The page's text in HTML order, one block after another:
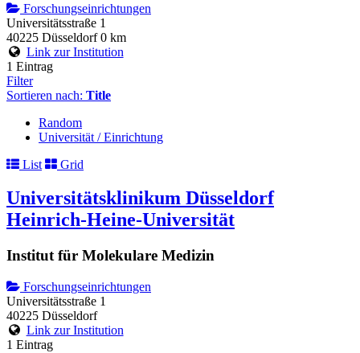
Forschungseinrichtungen
Universitätsstraße 1
40225 Düsseldorf 0 km
Link zur Institution
1 Eintrag
Filter
Sortieren nach: Title
Random
Universität / Einrichtung
List
Grid
Universitätsklinikum Düsseldorf
Heinrich-Heine-Universität
Institut für Molekulare Medizin
Forschungseinrichtungen
Universitätsstraße 1
40225 Düsseldorf
Link zur Institution
1 Eintrag